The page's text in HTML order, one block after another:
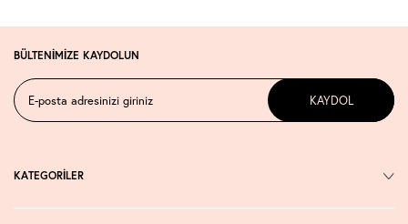
BÜLTENİMİZE KAYDOLUN
KAYDOL
KATEGORİLER